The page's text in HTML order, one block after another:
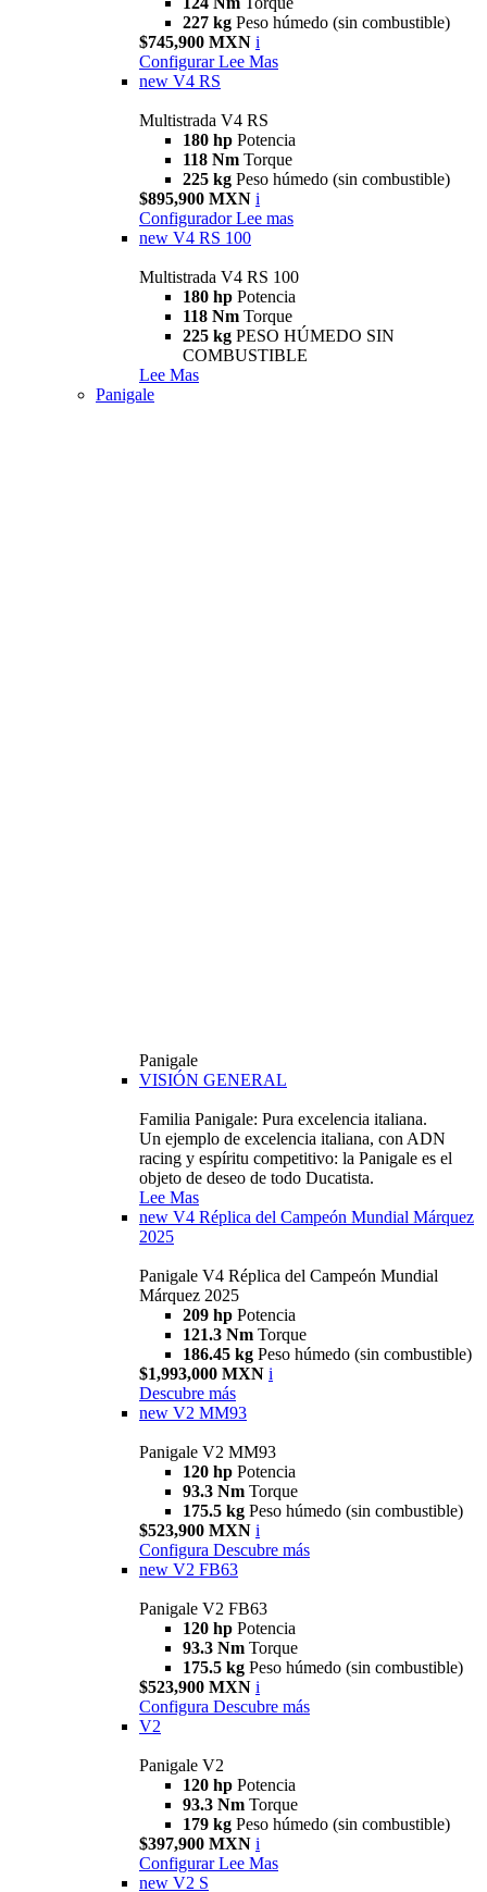
227 kg Peso húmedo (sin combustible)
$745,900 MXN i
Configurar Lee Mas
new V4 RS
Multistrada V4 RS
180 hp Potencia
118 Nm Torque
225 kg Peso húmedo (sin combustible)
$895,900 MXN i
Configurador Lee mas
new V4 RS 100
Multistrada V4 RS 100
180 hp Potencia
118 Nm Torque
225 kg PESO HÚMEDO SIN
COMBUSTIBLE
Lee Mas
Panigale
Panigale
VISIÓN GENERAL
Familia Panigale: Pura excelencia italiana.
Un ejemplo de excelencia italiana, con ADN
racing y espíritu competitivo: la Panigale es el
objeto de deseo de todo Ducatista.
Lee Mas
new V4 Réplica del Campeón Mundial Márquez
2025
Panigale V4 Réplica del Campeón Mundial
Márquez 2025
209 hp Potencia
121.3 Nm Torque
186.45 kg Peso húmedo (sin combustible)
$1,993,000 MXN i
Descubre más
new V2 MM93
Panigale V2 MM93
120 hp Potencia
93.3 Nm Torque
175.5 kg Peso húmedo (sin combustible)
$523,900 MXN i
Configura Descubre más
new V2 FB63
Panigale V2 FB63
120 hp Potencia
93.3 Nm Torque
175.5 kg Peso húmedo (sin combustible)
$523,900 MXN i
Configura Descubre más
V2
Panigale V2
120 hp Potencia
93.3 Nm Torque
179 kg Peso húmedo (sin combustible)
$397,900 MXN i
Configurar Lee Mas
new V2 S